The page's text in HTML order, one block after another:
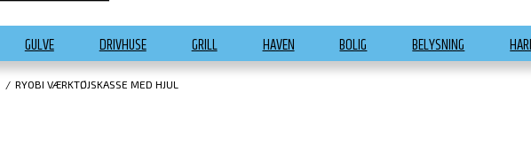
GULVE DRIVHUSE GRILL HAVEN BOLIG BELYSNING
/ RYOBI VÆRKTØJSKASSE MED HJUL